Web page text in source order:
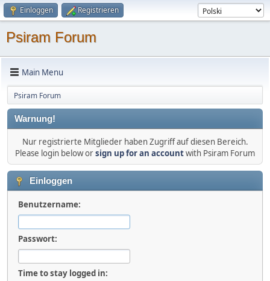
Einloggen Registrieren
Psiram Forum
Main Menu
Psiram Forum
Warnung!
Nur registrierte Mitglieder haben Zugriff auf diesen Bereich.
Please login below orsign up for an accountwith Psiram Forum
Einloggen
Benutzername:
Passwort:
Time to stay logged in: